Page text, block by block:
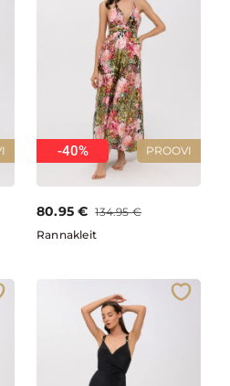
PROOVI
-40%
80.95 € 134.95 €
Rannakleit